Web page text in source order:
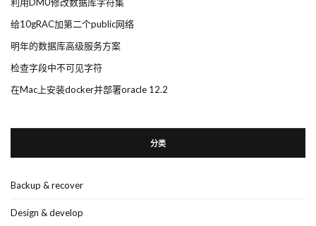
给10gRAC加第二个public网络
明年的数据库高级服务方案
检查字段中不可见字符
在Mac上安装docker并部署oracle 12.2
分类
Backup & recover
Design & develop